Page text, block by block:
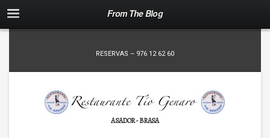
From The Blog
RESERVAS – 976 12 62 60
ASADOR - BRASA